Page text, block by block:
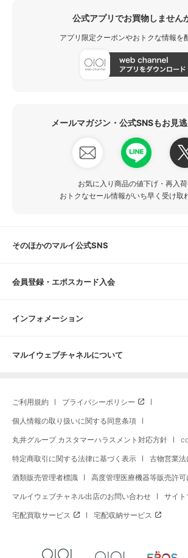
公式アプリでお買物しません
アプリ限定クーポンやおトクな情報を
メールマガジン・公式SNSもお見逃
お気に入り商品の値下げ・再入
おトクなセール情報がいち早く受け取
そのほかのマルイ公式SNS
会員登録・エポスカード入会
インフォメーション
マルイウェブチャネルについて
ご利用規約 プライバシーポリシー
個人情報の取り扱いに関する同意条項
丸井グループ カスタマーハラスメント対応方針
特定商取引に関する法律に基づく表示 古物営業
酒類販売管理者標識 高度管理医療機器等販売許
マルイウェブチャネル出店のお問い合わせ サイト
宅配買取サービス 宅配収納サービス